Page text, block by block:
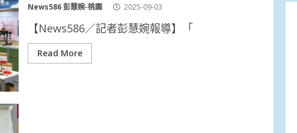
News586 彭慧婉-桃園 2025-09-03
【News586／記者彭慧婉報導】「
Read More